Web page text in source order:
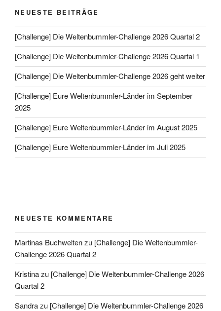
NEUESTE BEITRÄGE
[Challenge] Die Weltenbummler-Challenge 2026 Quartal 2
[Challenge] Die Weltenbummler-Challenge 2026 Quartal 1
[Challenge] Die Weltenbummler-Challenge 2026 geht weiter
[Challenge] Eure Weltenbummler-Länder im September
2025
[Challenge] Eure Weltenbummler-Länder im August 2025
[Challenge] Eure Weltenbummler-Länder im Juli 2025
NEUESTE KOMMENTARE
Martinas Buchweltenzu [Challenge] Die Weltenbummler-
Challenge 2026 Quartal 2
Kristinazu [Challenge] Die Weltenbummler-Challenge 2026
Quartal 2
Sandrazu [Challenge] Die Weltenbummler-Challenge 2026